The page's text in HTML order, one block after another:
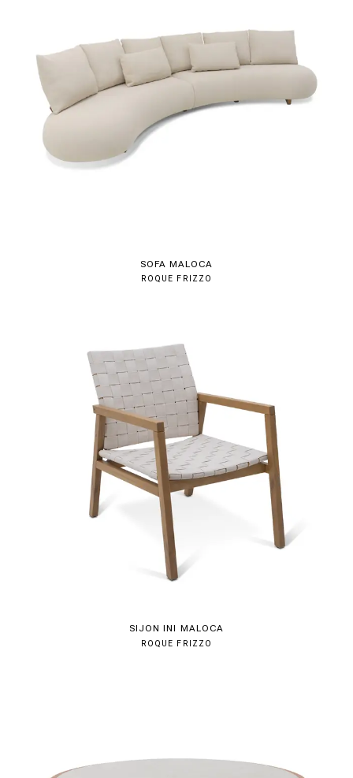
SOFA MALOCA
ROQUE FRIZZO
SIJON INI MALOCA
ROQUE FRIZZO